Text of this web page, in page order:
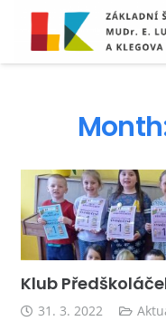
Klub
31. 3. 2022